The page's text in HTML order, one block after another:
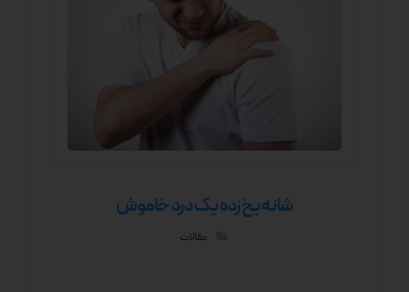
شانه یخ زده یک درد خاموش
مقالات